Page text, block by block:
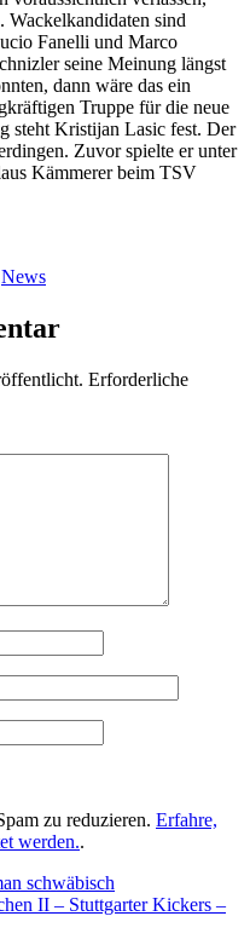
Wackelkandidaten sind
Fanelli und Marco
seine Meinung längst
dann wäre das ein
Truppe für die neue
steht Kristijan Lasic fest. Der
Zuvor spielte er unter
Kämmerer beim TSV
News
Erforderliche
zu reduzieren. Erfahre,
werden..
schwäbisch
II – Stuttgarter Kickers –